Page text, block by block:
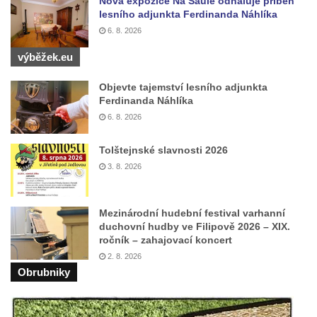
Pomník obětem válek před hřbitovem v
Hostíně u Vojkovic
Kenotaf Václava Floriána na hřbitově v
Lužci nad Vltavou
Kenotaf Miloslava Švice na hřbitově v Lužci
nad Vltavou
Hrob Václava Kufnera na hřbitově v Lužci
nad Vltavou
Pomník vojákům Rudé armády na hřbitově
v Lužci nad Vltavou
Pomník Ladislava Sedláčka a Karla Pelce u
silnice severně od Lužce nad Vltavou
Kenotaf Alfeda Harnische na hřbitově v
Hrobčicích
lesního adjunkta Ferdinanda Náhlíka
6. 8. 2026
výběžek.eu
Objevte tajemství lesního adjunkta
Ferdinanda Náhlíka
6. 8. 2026
Tolštejnské slavnosti 2026
3. 8. 2026
Mezinárodní hudební festival varhanní
duchovní hudby ve Filipově 2026 – XIX.
ročník – zahajovací koncert
2. 8. 2026
Obrubniky